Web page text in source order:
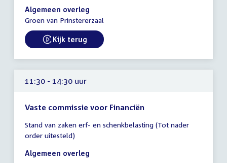
11:00
-
uur
Algemeen overleg
Groen van Prinstererzaal
External link:
Kijk terug
11:30 - 14:30 uur
Vaste commissie voor Financiën
vergadering
11:30
-
Stand van zaken erf- en schenkbelasting (Tot nader
order uitesteld)
Algemeen overleg